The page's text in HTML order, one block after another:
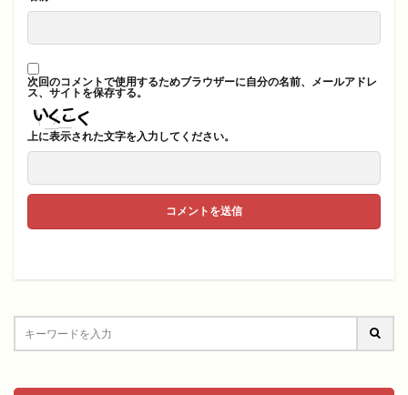
次回のコメントで使用するためブラウザーに自分の名前、メールアドレ
ス、サイトを保存する。
上に表示された文字を入力してください。